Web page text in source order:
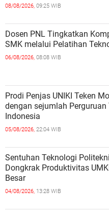
08/08/2026, 09:25 WIB
Dosen PNL Tingkatkan
SMK melalui Pelatihan
06/08/2026, 08:08 WIB
Prodi Penjas UNIKI Teken
dengan sejumlah Perguruan
Indonesia
05/08/2026, 22:04 WIB
Sentuhan Teknologi
Dongkrak Produktivitas
Besar
04/08/2026, 13:28 WIB